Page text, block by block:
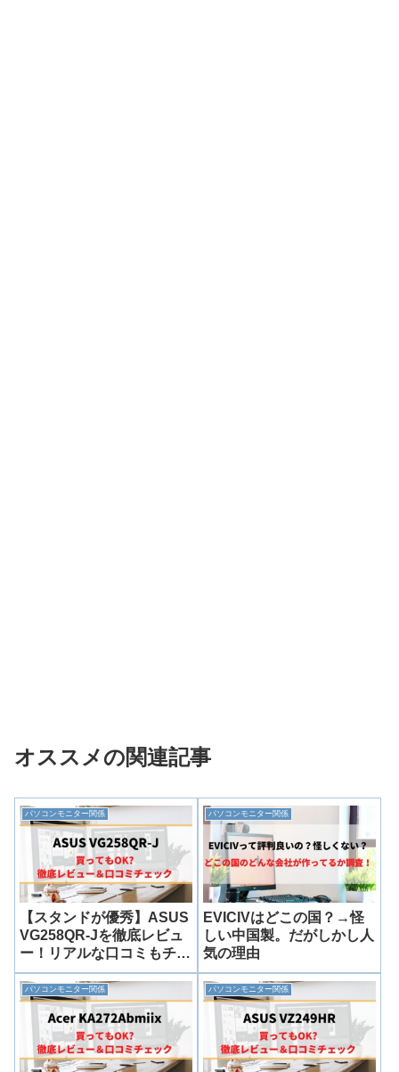
オススメの関連記事
パソコンモニター関係
【スタンドが優秀】ASUS
VG258QR-Jを徹底レビュ
ー！リアルな口コミもチェ
ック！
パソコンモニター関係
EVICIVはどこの国？→怪
しい中国製。だがしかし人
気の理由
パソコンモニター関係 パソコンモニター関係